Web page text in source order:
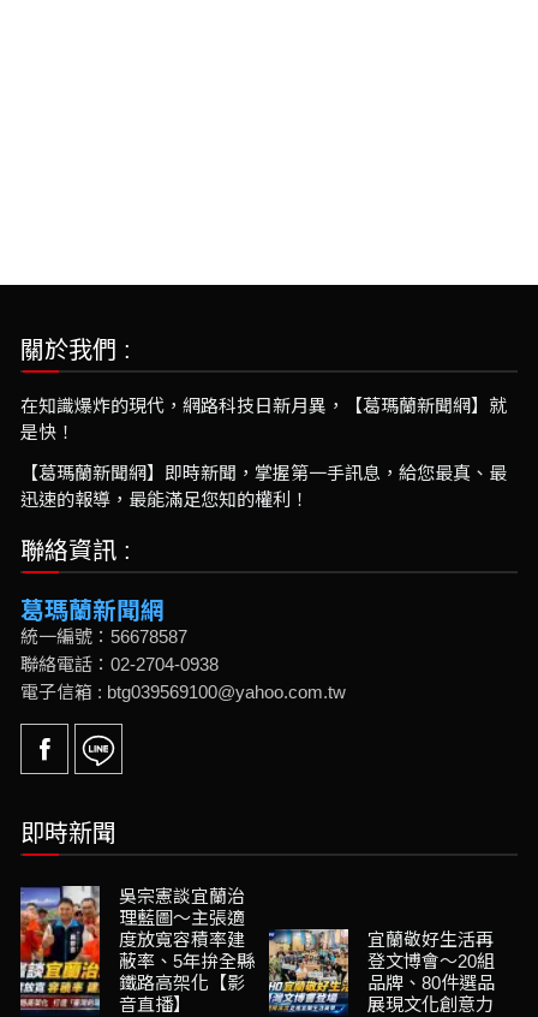
關於我們 :
在知識爆炸的現代，網路科技日新月異，【葛瑪蘭新聞網】就
是快！
【葛瑪蘭新聞網】即時新聞，掌握第一手訊息，給您最真、最
迅速的報導，最能滿足您知的權利！
聯絡資訊 :
葛瑪蘭新聞網
統一編號：56678587
聯絡電話：02-2704-0938
電子信箱 : btg039569100@yahoo.com.tw
即時新聞
吳宗憲談宜蘭治
理藍圖～主張適
度放寬容積率建
蔽率、5年拚全縣
鐵路高架化【影
音直播】
宜蘭敬好生活再
登文博會～20組
品牌、80件選品
展現文化創意力